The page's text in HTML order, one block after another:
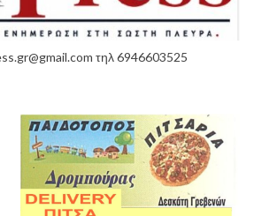
τηλ 6946603525